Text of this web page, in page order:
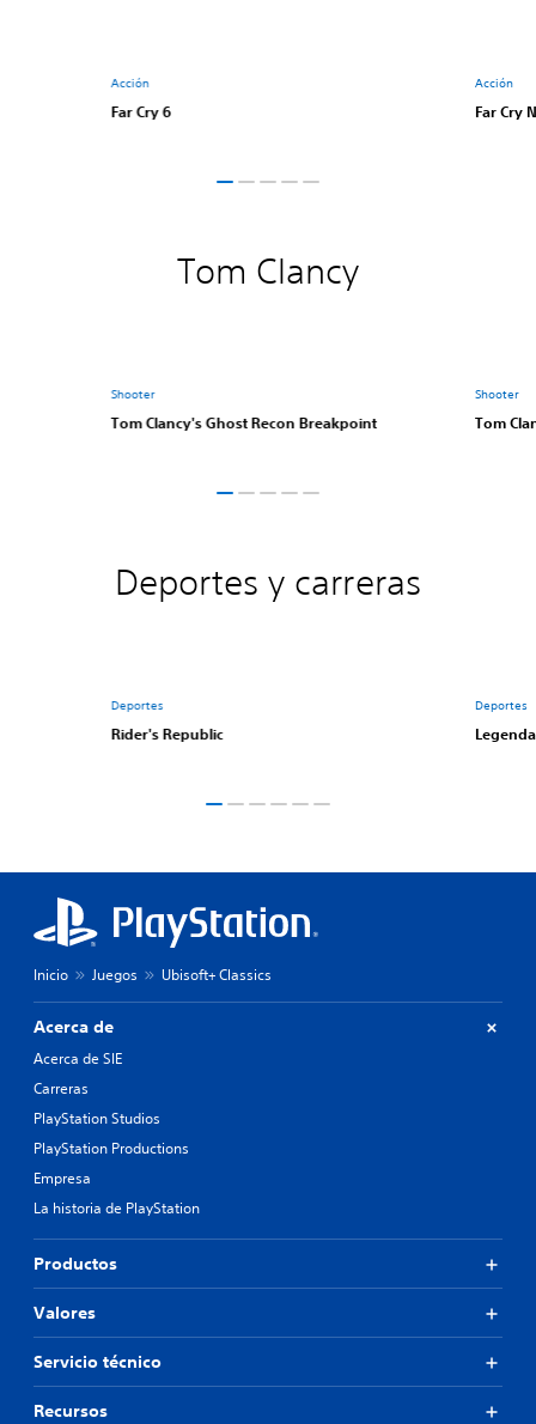
Acción
Far Cry 6
Acción
Far Cry
Tom Clancy
Shooter
Tom Clancy's Ghost Recon Breakpoint
Shooter
Tom
Deportes y carreras
Deportes
Rider's Republic
Deportes
Inicio Juegos Ubisoft+ Classics
Acerca de
Acerca de SIE
Carreras
PlayStation Studios
PlayStation Productions
Empresa
La historia de PlayStation
Productos
Valores
Servicio técnico
Recursos